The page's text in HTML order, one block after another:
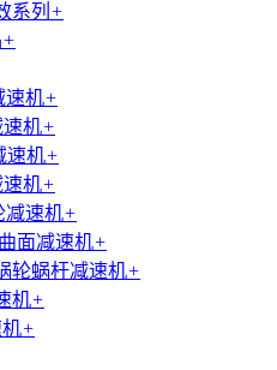
系列 +
+
速机+
速机+
速机+
速机+
减速机+
面减速机+
轮蜗杆减速机+
机+
+